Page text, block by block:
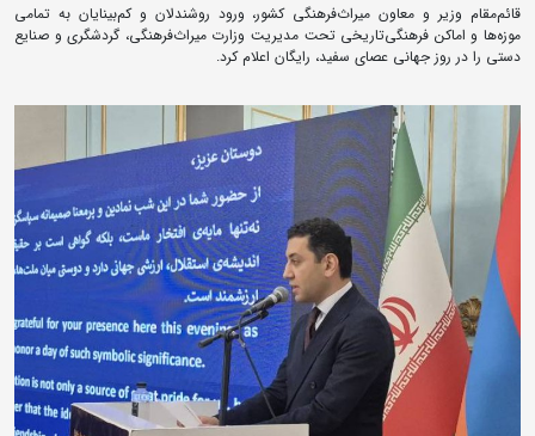
قائم‌مقام وزیر و معاون میراث‌فرهنگی کشور، ورود روشندلان و کم‌بینایان به تمامی
موزه‌ها و اماکن فرهنگی‌تاریخی تحت مدیریت وزارت میراث‌فرهنگی، گردشگری و صنایع
دستی را در روز جهانی عصای سفید، رایگان اعلام‌ کرد.